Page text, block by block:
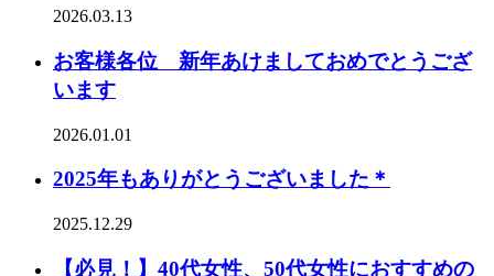
2026.03.13
お客様各位 新年あけましておめでとうござ
います
2026.01.01
2025年もありがとうございました＊
2025.12.29
【必見！】40代女性、50代女性におすすめの